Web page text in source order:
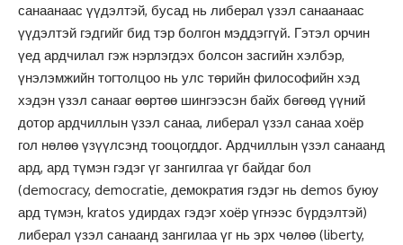
санаанаас үүдэлтэй, бусад нь либерал үзэл санаанаас
үүдэлтэй гэдгийг бид тэр болгон мэддэггүй. Гэтэл орчин
үед ардчилал гэж нэрлэгдэх болсон засгийн хэлбэр,
үнэлэмжийн тогтолцоо нь улс төрийн философийн хэд
хэдэн үзэл санааг өөртөө шингээсэн байх бөгөөд үүний
дотор ардчиллын үзэл санаа, либерал үзэл санаа хоёр
гол нөлөө үзүүлсэнд тооцогддог. Ардчиллын үзэл санаанд
ард, ард түмэн гэдэг үг зангилгаа үг байдаг бол
(democracy, democratie, демократия гэдэг нь demos буюу
ард түмэн, kratos удирдах гэдэг хоёр үгнээс бүрдэлтэй)
либерал үзэл санаанд зангилаа үг нь эрх чөлөө (liberty,